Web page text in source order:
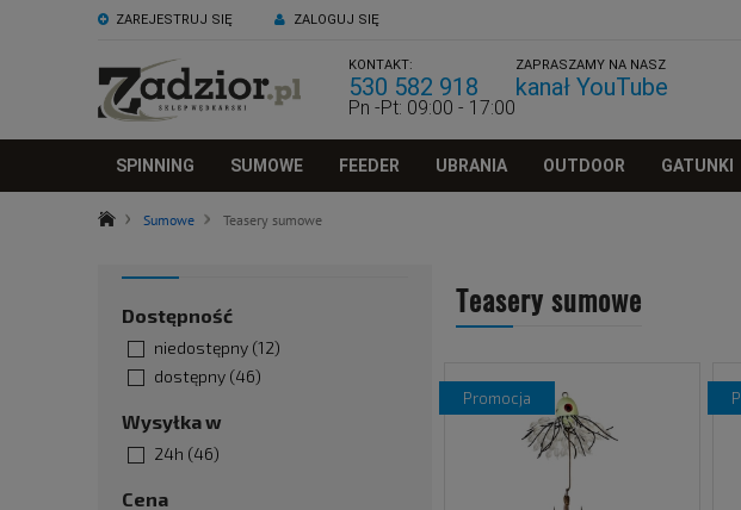
ZAREJESTRUJ SIĘ ZALOGUJ SIĘ
KONTAKT:
530 582 918
Pn -Pt: 09:00 - 17:00
ZAPRASZAMY NA NASZ
kanał YouTube
SPINNING SUMOWE FEEDER UBRANIA OUTDOOR GATUNKI
Sumowe Teasery sumowe
Dostępność
niedostępny (12)
dostępny (46)
Wysyłka w
24h (46)
Cena
Teasery sumowe
promocja